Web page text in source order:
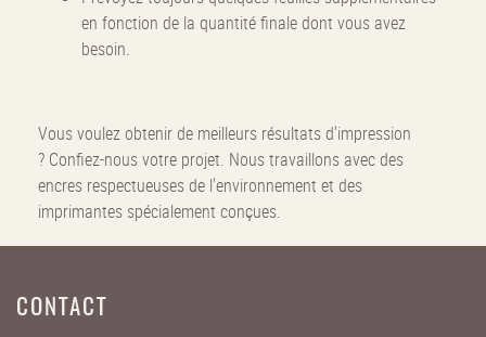
en fonction de la quantité finale dont vous avez
besoin.
Vous voulez obtenir de meilleurs résultats d'impression
? Confiez-nous votre projet. Nous travaillons avec des
encres respectueuses de l'environnement et des
imprimantes spécialement conçues.
CONTACT